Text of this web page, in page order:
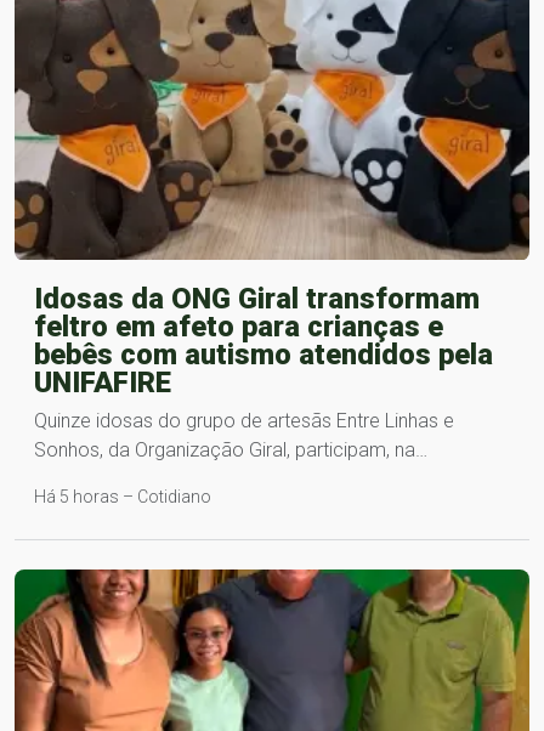
Idosas da ONG Giral transformam
feltro em afeto para crianças e
bebês com autismo atendidos pela
UNIFAFIRE
Quinze idosas do grupo de artesãs Entre Linhas e
Sonhos, da Organização Giral, participam, na…
Há 5 horas – Cotidiano